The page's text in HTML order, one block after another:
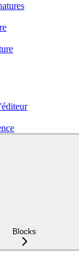
Blocks